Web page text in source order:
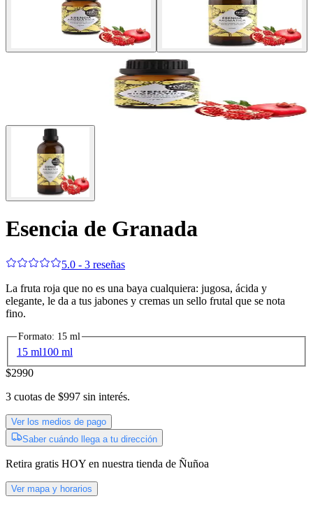
Esencia de Granada
5.0 - 3 reseñas
La fruta roja que no es una baya cualquiera: jugosa, ácida y
elegante, le da a tus jabones y cremas un sello frutal que se nota
fino.
Formato: 15 ml
15 ml100 ml
$2990
3 cuotas de $997 sin interés.
Ver los medios de pago
Saber cuándo llega a tu dirección
Retira gratis HOY en nuestra tienda de Ñuñoa
Ver mapa y horarios